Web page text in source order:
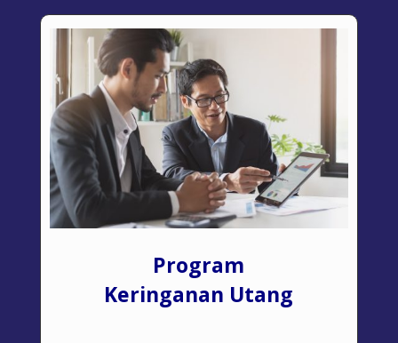
Program
Keringanan Utang